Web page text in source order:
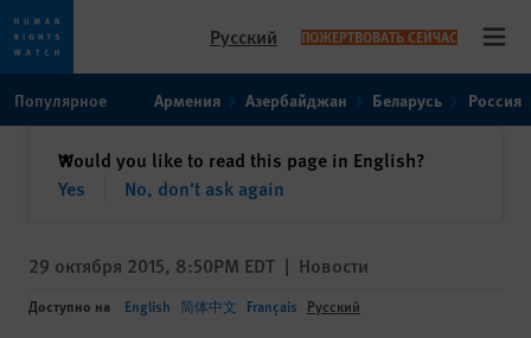
toto
content
Русский ПОЖЕРТВОВАТЬ СЕЙЧАС
Популярное Армения Азербайджан Беларусь Россия
Would you like to read this page in English?
Yes
No, don't ask again
✕закрыть
29 октября 2015, 8:50PM EDT | Новости
Доступно на English 简体中文 Français Русский